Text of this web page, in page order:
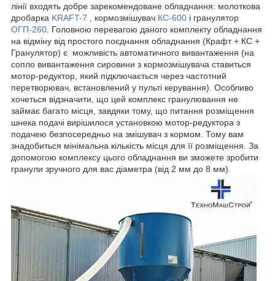
лінії входять добре зарекомендоване обладнання: молоткова
дробарка KRAFT-7 , кормозмішувач КС-600 і гранулятор
ОГП-260 . Головною перевагою даного комплекту обладнання
на відміну від простого поєднання обладнання (Крафт + КС +
Гранулятор) є можливість автоматичного вивантаження (на
сопло вивантаження сировини з кормозмішувача ставиться
мотор-редуктор, який підключається через частотний
перетворювач, встановлений у пульті керування). Особливо
хочеться відзначити, що цей комплекс гранулювання не
займає багато місця, завдяки тому, що питання розміщення
шнека подачі вирішилося установкою мотор-редуктора з
подачею безпосередньо на змішувач з кормом. Тому вам
знадобиться мінімальна кількість місця для її розміщення. За
допомогою комплексу цього обладнання ви зможете зробити
гранули зручного для вас діаметра (від 2 мм до 8 мм).